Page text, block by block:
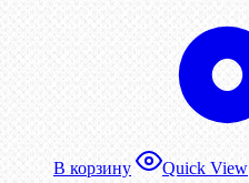
В корзину Quick View